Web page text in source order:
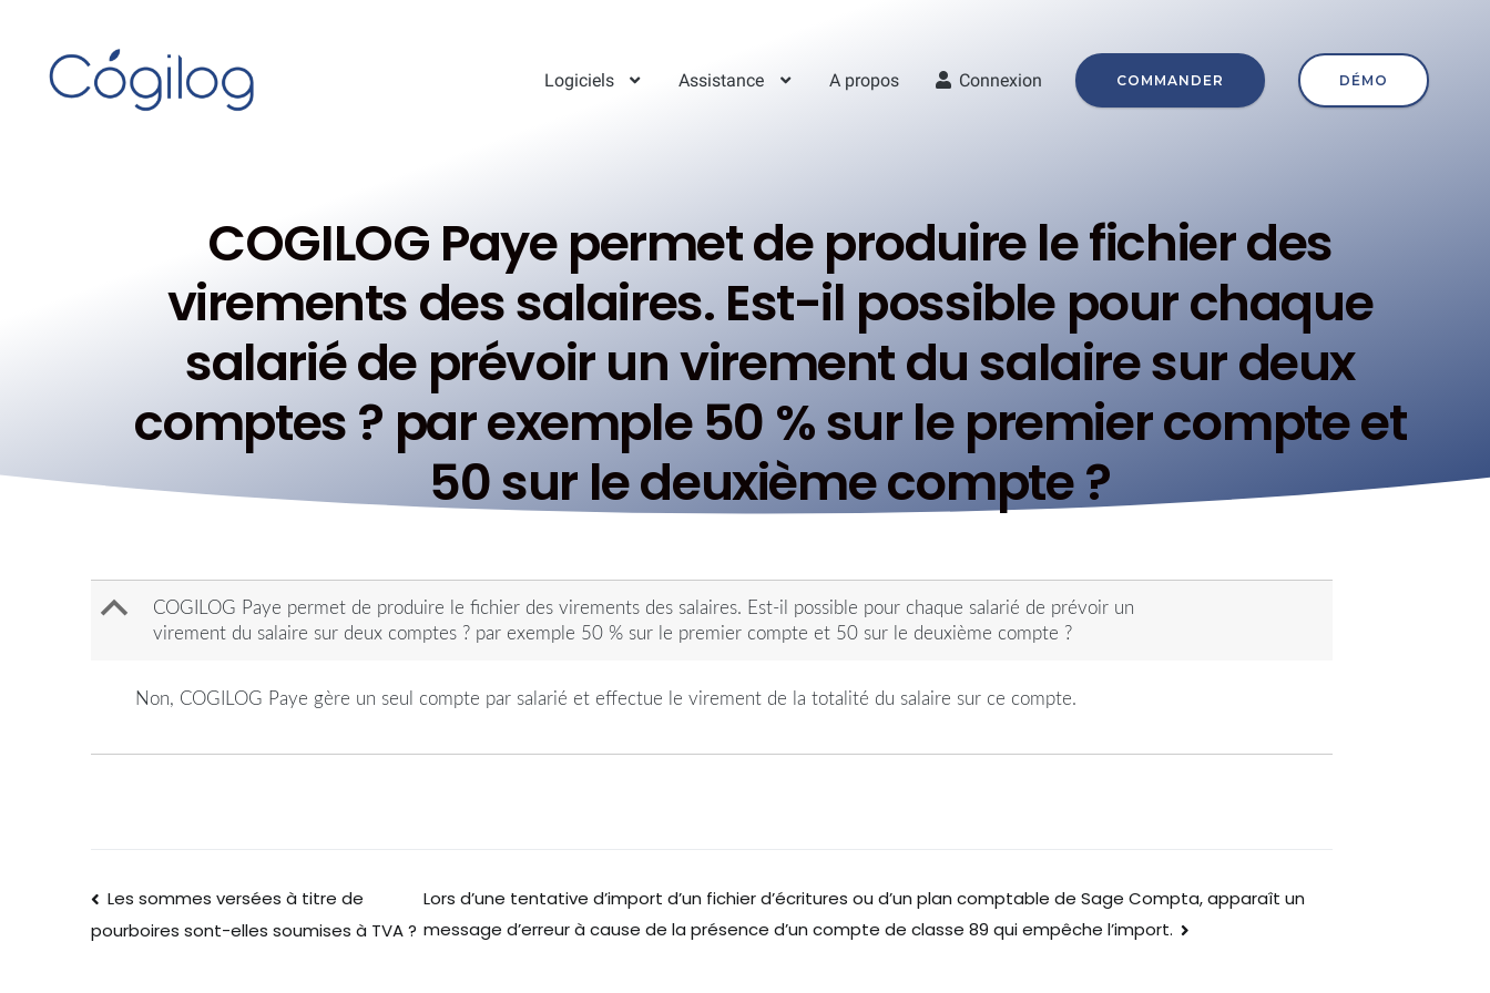
Logiciels Assistance A propos Connexion COMMANDER DÉMO
COGILOG Paye permet de produire le fichier des
virements des salaires. Est-il possible pour chaque
salarié de prévoir un virement du salaire sur deux
comptes ? par exemple 50 % sur le premier compte et
50 sur le deuxième compte ?
B
COGILOG Paye permet de produire le fichier des virements des salaires. Est-il possible pour chaque salarié de prévoir un
virement du salaire sur deux comptes ? par exemple 50 % sur le premier compte et 50 sur le deuxième compte ?
Non, COGILOG Paye gère un seul compte par salarié et effectue le virement de la totalité du salaire sur ce compte.
Les sommes versées à titre de
pourboires sont-elles soumises à TVA ?
Lors d’une tentative d’import d’un fichier d’écritures ou d’un plan comptable de Sage Compta, apparaît un
message d’erreur à cause de la présence d’un compte de classe 89 qui empêche l’import.